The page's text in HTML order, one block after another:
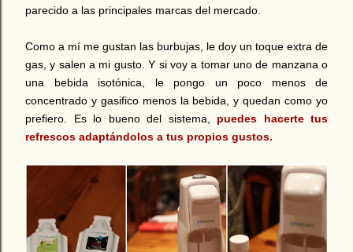
parecido a las principales marcas del mercado.
Como a mí me gustan las burbujas, le doy un toque extra de
gas, y salen a mi gusto. Y si voy a tomar uno de manzana o
una bebida isotónica, le pongo un poco menos de
concentrado y gasifico menos la bebida, y quedan como yo
prefiero. Es lo bueno del sistema, puedes hacerte tus
refrescos adaptándolos a tus propios gustos.